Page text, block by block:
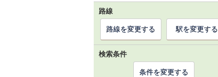
路線
路線を変更する 駅を変更する
検索条件
条件を変更する